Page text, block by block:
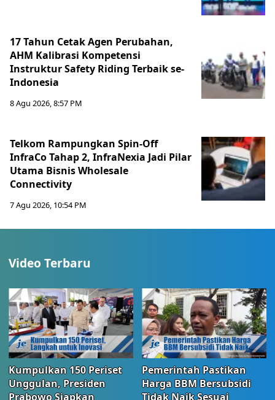
17 Tahun Cetak Agen Perubahan,
AHM Kalibrasi Kompetensi
Instruktur Safety Riding Terbaik se-
Indonesia
8 Agu 2026, 8:57 PM
Telkom Rampungkan Spin-Off
InfraCo Tahap 2, InfraNexia Jadi Pilar
Utama Bisnis Wholesale
Connectivity
7 Agu 2026, 10:54 PM
Video Terbaru
Kumpulkan 150 Periset
Unggulan, Presiden
Prabowo Siapkan
Pemerintah Pastikan
Harga BBM Bersubsidi
Tidak Naik Sesuai